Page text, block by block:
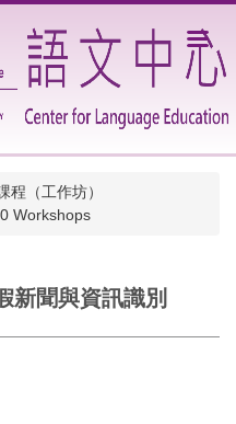
程（工作坊）
Workshops
新聞與資訊識別